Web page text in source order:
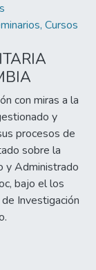
Cursos
con miras a la
y
procesos de
sobre la
y Administrado
bajo el los
Investigación